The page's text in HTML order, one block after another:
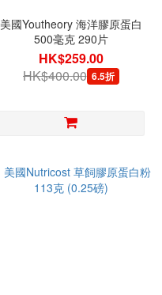
美國Youtheory 海洋膠原蛋白
500毫克 290片
HK$259.00
HK$400.00 6.5折